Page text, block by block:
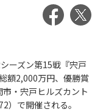
ーズン第15戦『宍戸
額2,000万円、優勝賞
・宍戸ヒルズカント
）で開催される。